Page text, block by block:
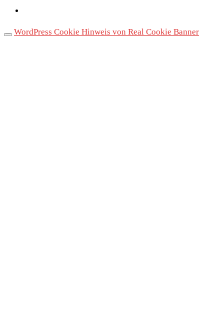
WordPress Cookie Hinweis von Real Cookie Banner